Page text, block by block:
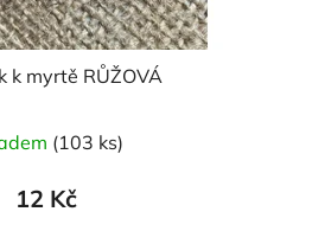
k myrtě RŮŽOVÁ
(103 ks)
12 Kč